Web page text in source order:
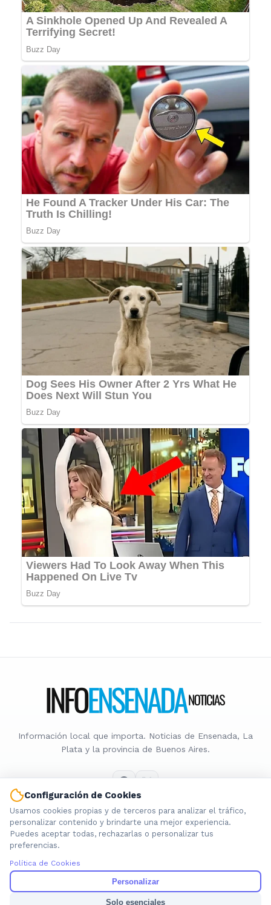
Información local que importa. Noticias de Ensenada, La
Plata y la provincia de Buenos Aires.
Nosotros
Cookies
Política de Contenido
Configuración de Cookies
Usamos cookies propias y de terceros para analizar el tráfico,
personalizar contenido y brindarte una mejor experiencia.
Puedes aceptar todas, rechazarlas o personalizar tus
preferencias.
Política de Cookies
Personalizar
Solo esenciales